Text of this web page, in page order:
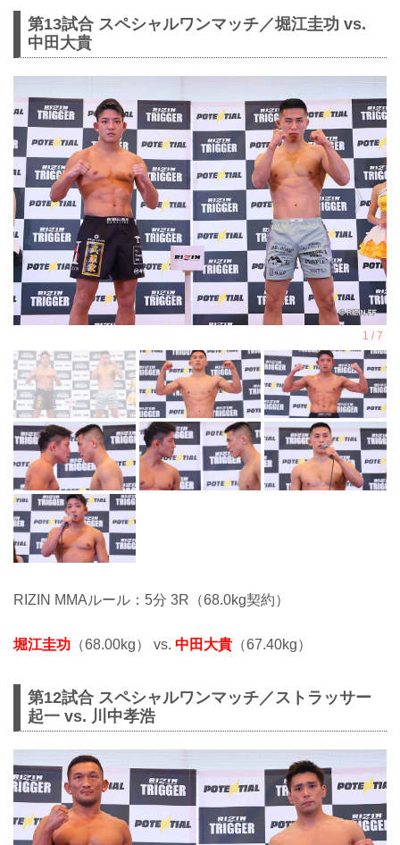
第13試合 スペシャルワンマッチ／堀江圭功 vs.
中田大貴
RIZIN MMAルール：5分 3R（68.0kg契約）
堀江圭功 （68.00kg） vs. 中田大貴 （67.40kg）
第12試合 スペシャルワンマッチ／ストラッサー
起一 vs. 川中孝浩